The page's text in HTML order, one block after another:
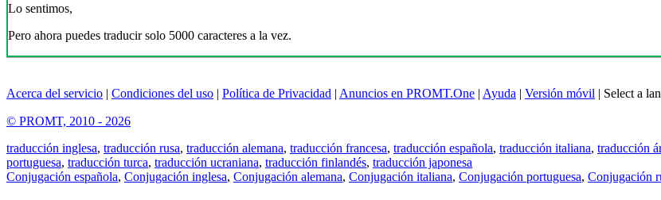
Lo sentimos,
Pero ahora puedes traducir solo 5000 caracteres a la vez.
Acerca del servicio | Condiciones del uso | Política de Privacidad | Anuncios en PROMT.One | Ayuda | Versión móvil | Select a
© PROMT, 2010 - 2026
traducción inglesa, traducción rusa, traducción alemana, traducción francesa, traducción española, traducción italiana, traducción
portuguesa, traducción turca, traducción ucraniana, traducción finlandés, traducción japonesa
Conjugación española, Conjugación inglesa, Conjugación alemana, Conjugación italiana, Conjugación portuguesa, Conjugación